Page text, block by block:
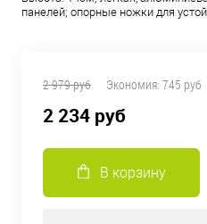
панелей; опорные ножки для
2 979 руб Экономия: 745 руб
2 234 руб
В корзину